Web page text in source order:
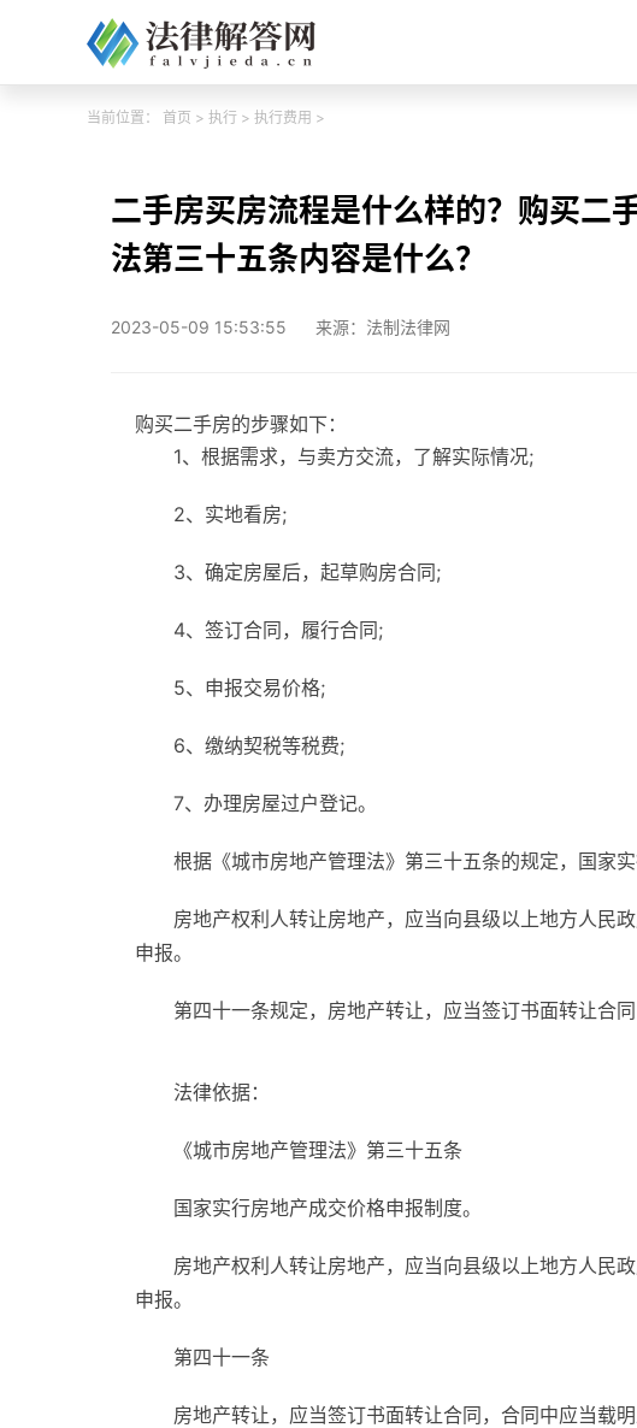
当前位置： 首页 > 执行 > 执行费用 >
二手房买房流程是什么样的？购买二
法第三十五条内容是什么？
2023-05-09 15:53:55 来源：法制法律网
购买二手房的步骤如下：
1、根据需求，与卖方交流，了解实际情况;
2、实地看房;
3、确定房屋后，起草购房合同;
4、签订合同，履行合同;
5、申报交易价格;
6、缴纳契税等税费;
7、办理房屋过户登记。
根据《城市房地产管理法》第三十五条的规定，国家
房地产权利人转让房地产，应当向县级以上地方人民
申报。
第四十一条规定，房地产转让，应当签订书面转让合
法律依据：
《城市房地产管理法》第三十五条
国家实行房地产成交价格申报制度。
房地产权利人转让房地产，应当向县级以上地方人民
申报。
第四十一条
房地产转让，应当签订书面转让合同，合同中应当载明